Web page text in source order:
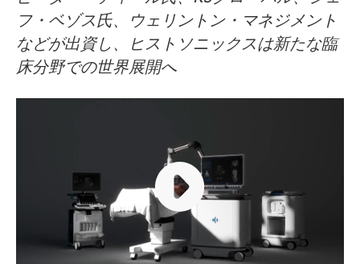
フ・ベゾス氏、ウェリントン・マネジメント
などが出資し、ヒストソニックスは新たな臨
床分野での世界展開へ